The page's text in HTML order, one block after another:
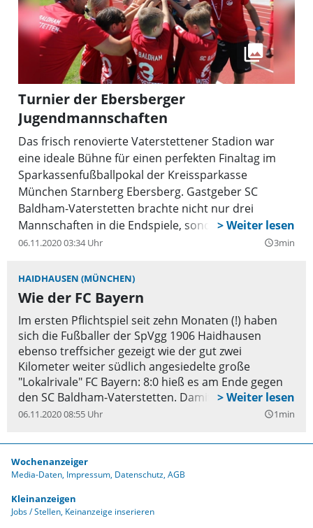
Turnier der Ebersberger
Jugendmannschaften
Das frisch renovierte Vaterstettener Stadion war
eine ideale Bühne für einen perfekten Finaltag im
Sparkassenfußballpokal der Kreissparkasse
München Starnberg Ebersberg. Gastgeber SC
Baldham-Vaterstetten brachte nicht nur drei
Mannschaften in die Endspiele, sondern bewies sich
auch als routinierter Organisator der Veranstaltung.
06.11.2020 03:34 Uhr query_builder3min
HAIDHAUSEN (MÜNCHEN)
Wie der FC Bayern
Im ersten Pflichtspiel seit zehn Monaten (!) haben
sich die Fußballer der SpVgg 1906 Haidhausen
ebenso treffsicher gezeigt wie der gut zwei
Kilometer weiter südlich angesiedelte große
"Lokalrivale" FC Bayern: 8:0 hieß es am Ende gegen
den SC Baldham-Vaterstetten. Damit haben die
Haidhausener gute Chancen, den Klassenerhalt in
06.11.2020 08:55 Uhr query_builder1min
Wochenanzeiger
Media-Daten Impressum Datenschutz AGB
Kleinanzeigen
Jobs / Stellen Keinanzeige inserieren